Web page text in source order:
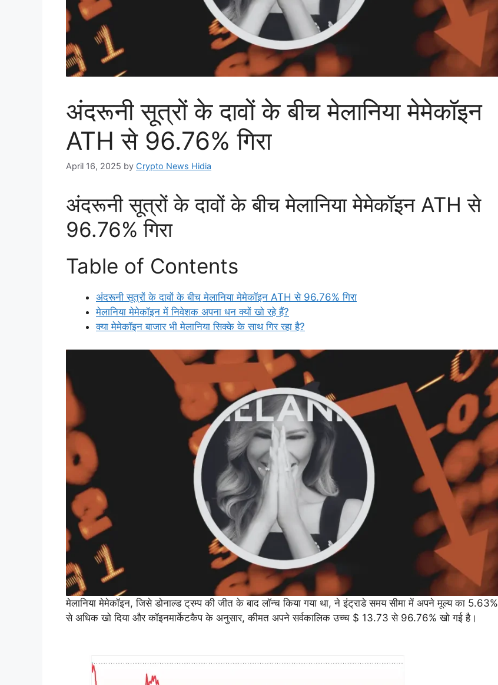
अंदरूनी सूत्रों के दावों के बीच मेलानिया मेमेकॉइन
ATH से 96.76% गिरा
April 16, 2025 by Crypto News Hidia
अंदरूनी सूत्रों के दावों के बीच मेलानिया मेमेकॉइन ATH से
96.76% गिरा
Table of Contents
अंदरूनी सूत्रों के दावों के बीच मेलानिया मेमेकॉइन ATH से 96.76% गिरा
मेलानिया मेमेकॉइन में निवेशक अपना धन क्यों खो रहे हैं?
क्या मेमेकॉइन बाजार भी मेलानिया सिक्के के साथ गिर रहा है?
मेलानिया मेमेकॉइन, जिसे डोनाल्ड ट्रम्प की जीत के बाद लॉन्च किया गया था, ने इंट्राडे समय सीमा में अपने मूल्य का 5.63%
से अधिक खो दिया और कॉइनमार्केटकैप के अनुसार, कीमत अपने सर्वकालिक उच्च $ 13.73 से 96.76% खो गई है।